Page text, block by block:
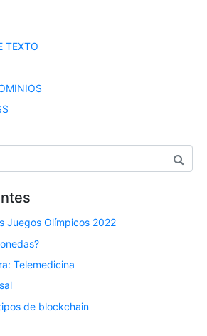
TEXTO
Juegos Olímpicos 2022
Telemedicina
de blockchain